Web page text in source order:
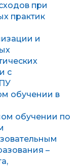
при
практик
и
с
обучении в
обучении по
–